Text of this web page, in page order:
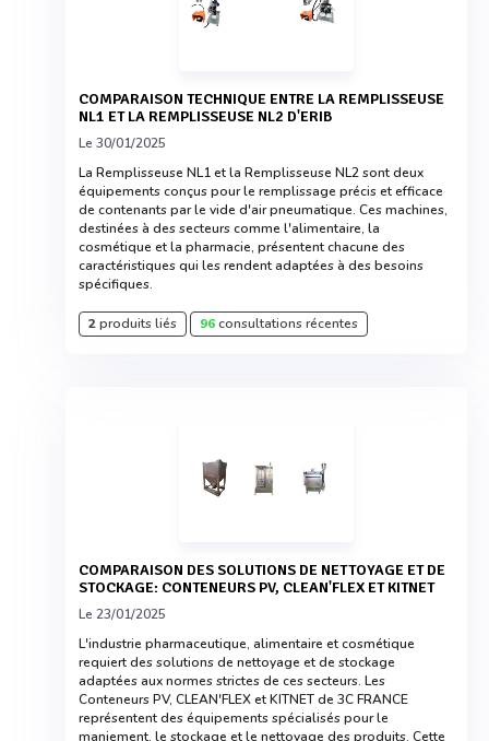
COMPARAISON TECHNIQUE ENTRE LA REMPLISSEUSE
NL1 ET LA REMPLISSEUSE NL2 D'ERIB
Le 30/01/2025
La Remplisseuse NL1 et la Remplisseuse NL2 sont deux
équipements conçus pour le remplissage précis et efficace
de contenants par le vide d'air pneumatique. Ces machines,
destinées à des secteurs comme l'alimentaire, la
cosmétique et la pharmacie, présentent chacune des
caractéristiques qui les rendent adaptées à des besoins
spécifiques.
2produits liés 96consultations récentes
COMPARAISON DES SOLUTIONS DE NETTOYAGE ET DE
STOCKAGE: CONTENEURS PV, CLEAN'FLEX ET KITNET
Le 23/01/2025
L'industrie pharmaceutique, alimentaire et cosmétique
requiert des solutions de nettoyage et de stockage
adaptées aux normes strictes de ces secteurs. Les
Conteneurs PV, CLEAN'FLEX et KITNET de 3C FRANCE
représentent des équipements spécialisés pour le
maniement, le stockage et le nettoyage des produits. Cette